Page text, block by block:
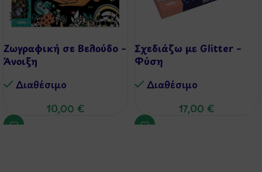
Ζωγραφική σε Βελούδο –
Άνοιξη
Διαθέσιμo
10,00 €
Σχεδιάζω με Glitter –
Φύση
Διαθέσιμo
17,00 €